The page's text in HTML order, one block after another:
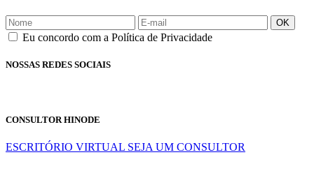
OK
Eu concordo com a Política de Privacidade
NOSSAS REDES SOCIAIS
CONSULTOR HINODE
ESCRITÓRIO VIRTUAL SEJA UM CONSULTOR